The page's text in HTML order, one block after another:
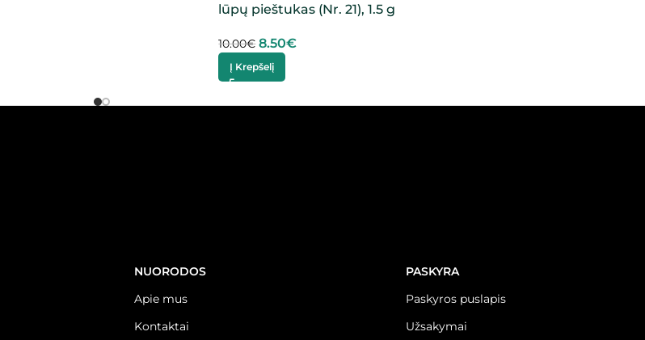
lūpų pieštukas (Nr. 21), 1.5 g
10.00€ 8.50€
Į Krepšelį
NUORODOS
Apie mus
Kontaktai
PASKYRA
Paskyros puslapis
Užsakymai